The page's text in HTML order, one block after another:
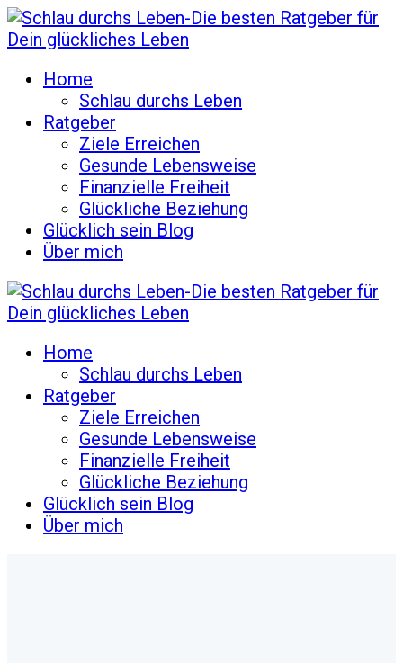
Home
Schlau durchs Leben
Ratgeber
Ziele Erreichen
Gesunde Lebensweise
Finanzielle Freiheit
Glückliche Beziehung
Glücklich sein Blog
Über mich
Home
Schlau durchs Leben
Ratgeber
Ziele Erreichen
Gesunde Lebensweise
Finanzielle Freiheit
Glückliche Beziehung
Glücklich sein Blog
Über mich